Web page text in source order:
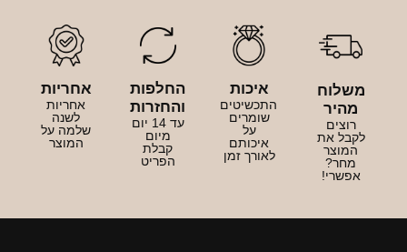
משלוח
מהיר
רוצים
לקבל את
המוצר
מחר?
אפשרי!
איכות
התכשיטים
שומרים
על
איכותם
לאורך זמן
החלפות
והחזרות
עד 14 יום
מיום
קבלת
הפריט
אחריות
אחריות
לשנה
שלמה על
המוצר